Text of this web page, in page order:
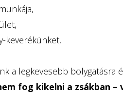
keverékünket,
a legkevesebb bolygatásra
fog kikelni a zsákban –